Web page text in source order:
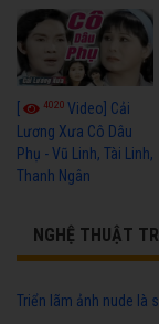
[ 4020 Video] Cải
Lương Xưa Cô Dâu
Phụ - Vũ Linh, Tài Linh,
Thanh Ngân
NGHỆ THUẬT
Triển lãm ảnh nude là